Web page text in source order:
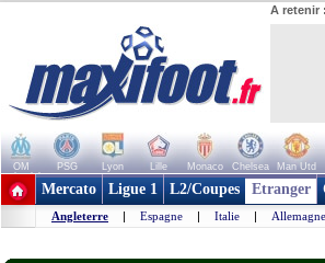
A retenir :
OM PSG Lyon Lille Monaco Chelsea Man Utd
+ de clubs
Mercato Ligue 1 L2/Coupes Etranger
Angleterre | Espagne | Italie | Allemagne